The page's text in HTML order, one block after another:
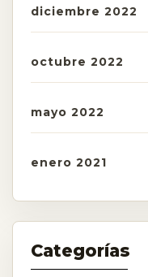
diciembre 2022
octubre 2022
mayo 2022
enero 2021
Categorías